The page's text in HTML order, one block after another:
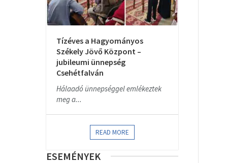
Tízéves a Hagyományos
Székely Jövő Központ –
jubileumi ünnepség
Csehétfalván
Hálaadó ünnepséggel emlékeztek
meg a...
READ MORE
ESEMÉNYEK